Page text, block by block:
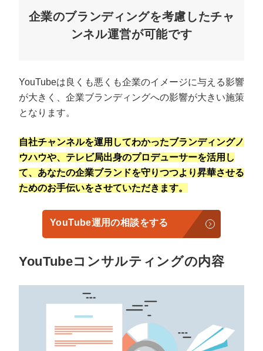
企業のブランディングを考慮したチャ
ンネル運営が可能です
YouTubeは良くも悪くも企業のイメージに与える影響
が大きく、企業ブランディングへの影響が大きい施策
となります。
自社チャンネルを運用してわかったブランディングノ
ウハウや、テレビ局出身のプロデューサーを活用し
て、あなたの企業ブランドを守りつつより昇華させる
ためのお手伝いをさせていただきます。
YouTube運用の相談をする
YouTubeコンサルティングの内容